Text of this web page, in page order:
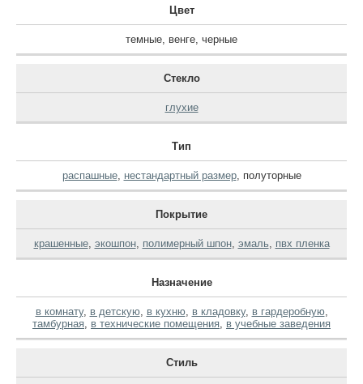
Цвет
темные венге черные
Стекло
глухие
Тип
распашные, нестандартный размер, полуторные
Покрытие
крашенные, экошпон, полимерный шпон, эмаль пвх пленка
Назначение
в комнату, в детскую, в кухню, в кладовку, в гардеробную,
тамбурная в технические помещения в учебные заведения
Стиль